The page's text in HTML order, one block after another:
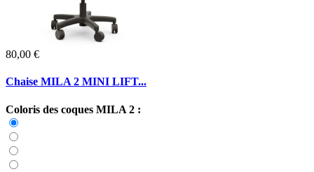
80,00 €
Chaise MILA 2 MINI LIFT...
Coloris des coques MILA 2 :